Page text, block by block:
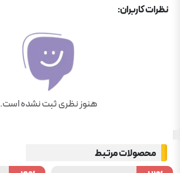
نظرات کاربران:
هنوز نظری ثبت نشده است.
محصولات مرتبط